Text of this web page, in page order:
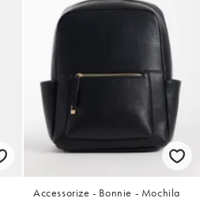
Accessorize - Bonnie - Mochila